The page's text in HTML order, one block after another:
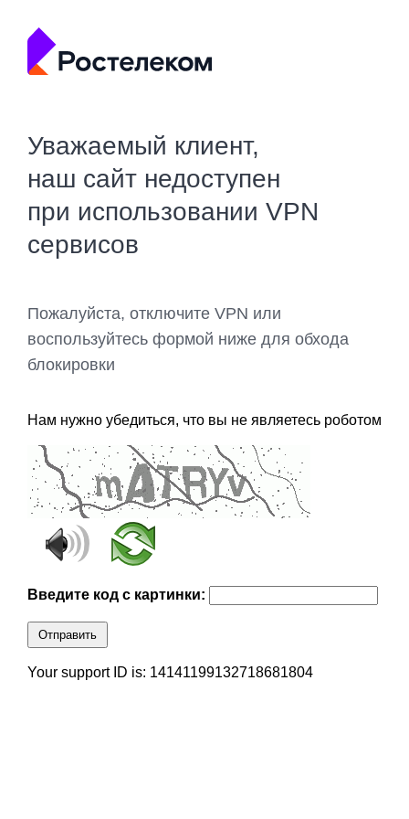
Уважаемый клиент,
наш сайт недоступен
при использовании VPN
сервисов
Пожалуйста, отключите VPN или
воспользуйтесь формой ниже для обхода
блокировки
Нам нужно убедиться, что вы не являетесь роботом
Введите код с картинки:
Отправить
Your support ID is: 14141199132718681804